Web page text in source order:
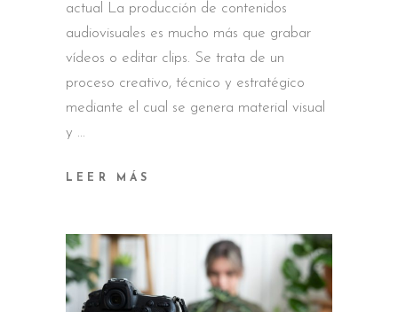
actual La producción de contenidos
audiovisuales es mucho más que grabar
vídeos o editar clips. Se trata de un
proceso creativo, técnico y estratégico
mediante el cual se genera material visual
y
LEER MÁS